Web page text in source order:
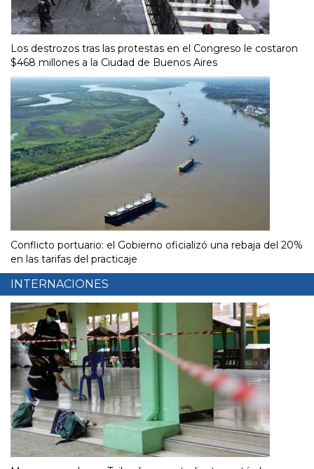
Los destrozos tras las protestas en el Congreso le costaron
$468 millones a la Ciudad de Buenos Aires
Conflicto portuario: el Gobierno oficializó una rebaja del 20%
en las tarifas del practicaje
INTERNACIONES